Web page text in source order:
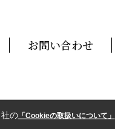
お問い合わせ
の「Cookieの取扱いについて」